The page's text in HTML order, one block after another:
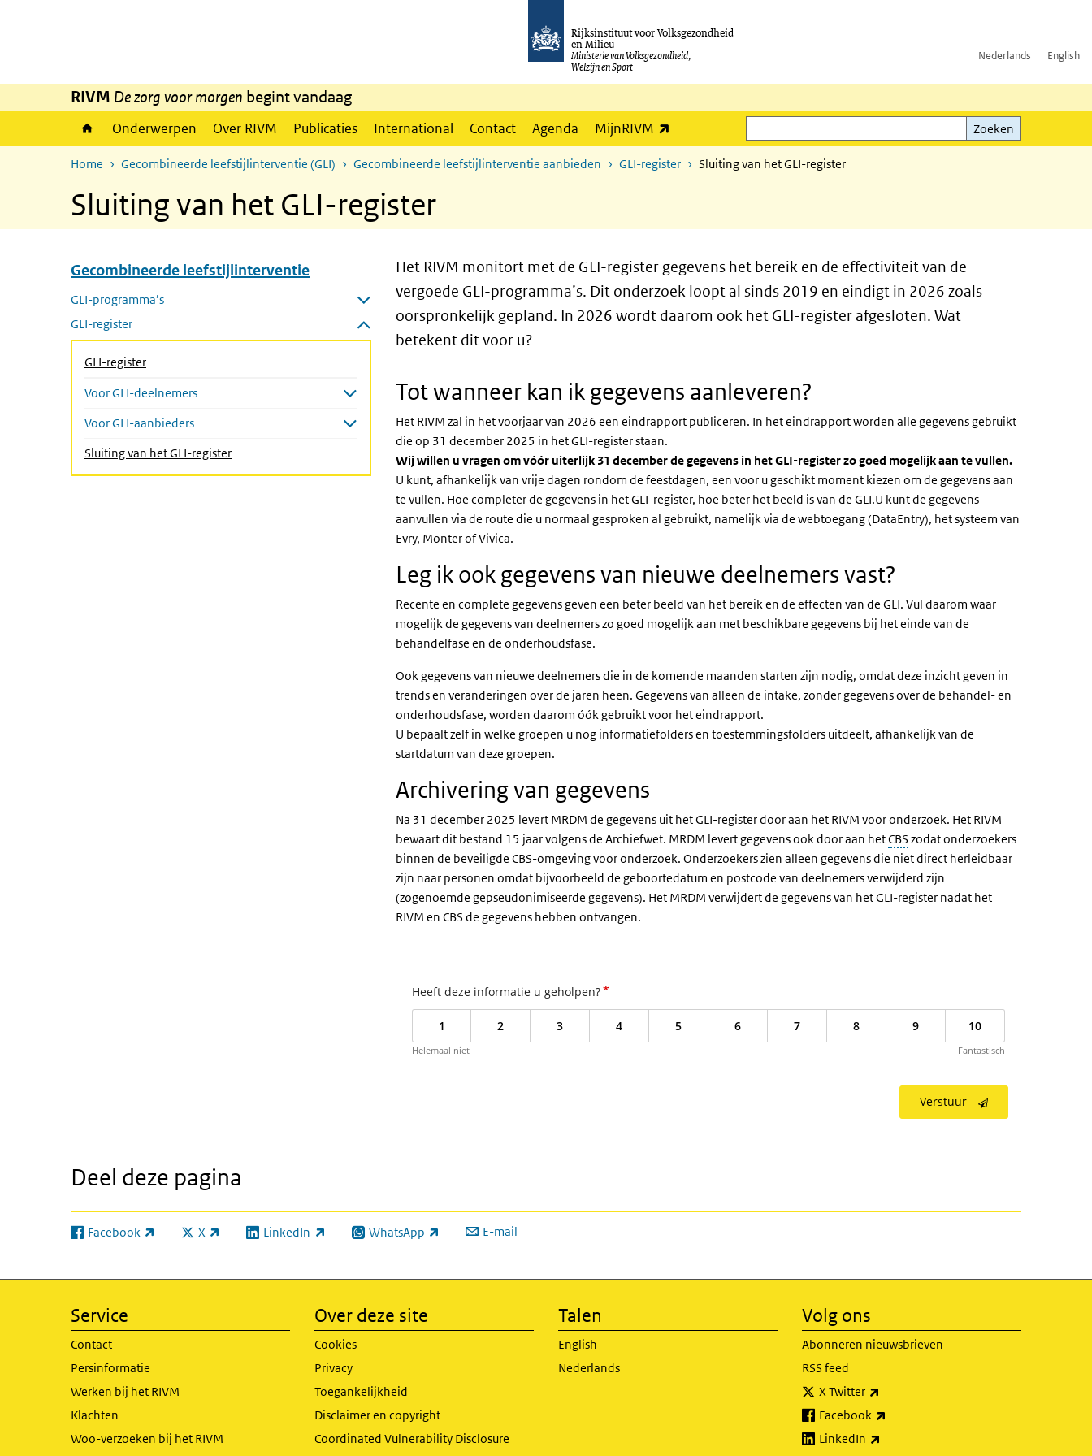
Rijksinstituut voor Volksgezondheid
en Milieu
Ministerie van Volksgezondheid,
Welzijn en Sport
Nederlands English
RIVM De zorg voor morgen begint vandaag
Onderwerpen Over RIVM Publicaties International Contact Agenda MijnRIVM
Zoeken
Zoeken
Home Gecombineerde leefstijlinterventie (GLI) Gecombineerde leefstijlinterventie aanbieden GLI-register Sluiting van het GLI-register
Sluiting van het GLI-register
Overslaan menu Gecombineerde leefstijlinterventie
Gecombineerde leefstijlinterventie
GLI-programma’s
Submenu openen
GLI-register
Submenu sluiten
GLI-register
Voor GLI-deelnemers
Voor GLI-aanbieders
Sluiting van het GLI-register(Actieve pagina)
Het RIVM monitort met de GLI-register gegevens het bereik en de effectiviteit van de
vergoede GLI-programma’s. Dit onderzoek loopt al sinds 2019 en eindigt in 2026 zoals
oorspronkelijk gepland. In 2026 wordt daarom ook het GLI-register afgesloten. Wat
betekent dit voor u?
Tot wanneer kan ik gegevens aanleveren?
Het RIVM zal in het voorjaar van 2026 een eindrapport publiceren. In het eindrapport worden alle gegevens gebruikt
die op 31 december 2025 in het GLI-register staan.
Wij willen u vragen om vóór uiterlijk 31 december de gegevens in het GLI-register zo goed mogelijk aan te vullen.
U kunt, afhankelijk van vrije dagen rondom de feestdagen, een voor u geschikt moment kiezen om de gegevens aan
te vullen. Hoe completer de gegevens in het GLI-register, hoe beter het beeld is van de GLI.U kunt de gegevens
aanvullen via de route die u normaal gesproken al gebruikt, namelijk via de webtoegang (DataEntry), het systeem van
Evry, Monter of Vivica.
Leg ik ook gegevens van nieuwe deelnemers vast?
Recente en complete gegevens geven een beter beeld van het bereik en de effecten van de GLI. Vul daarom waar
mogelijk de gegevens van deelnemers zo goed mogelijk aan met beschikbare gegevens bij het einde van de
behandelfase en de onderhoudsfase.
Ook gegevens van nieuwe deelnemers die in de komende maanden starten zijn nodig, omdat deze inzicht geven in
trends en veranderingen over de jaren heen. Gegevens van alleen de intake, zonder gegevens over de behandel- en
onderhoudsfase, worden daarom óók gebruikt voor het eindrapport.
U bepaalt zelf in welke groepen u nog informatiefolders en toestemmingsfolders uitdeelt, afhankelijk van de
startdatum van deze groepen.
Archivering van gegevens
Na 31 december 2025 levert MRDM de gegevens uit het GLI-register door aan het RIVM voor onderzoek. Het RIVM
bewaart dit bestand 15 jaar volgens de Archiefwet. MRDM levert gegevens ook door aan hetCBS zodat onderzoekers
binnen de beveiligde CBS-omgeving voor onderzoek. Onderzoekers zien alleen gegevens die niet direct herleidbaar
zijn naar personen omdat bijvoorbeeld de geboortedatum en postcode van deelnemers verwijderd zijn
(zogenoemde gepseudonimiseerde gegevens). Het MRDM verwijdert de gegevens van het GLI-register nadat het
RIVM en CBS de gegevens hebben ontvangen.
Heeft deze informatie u geholpen?*
1 2 3 4 5 6 7 8 9 10
Helemaal niet Fantastisch
Verstuur
Deel deze pagina
Facebook
(externe link) X
(externe link) LinkedIn
(externe link) WhatsApp
(externe link) E-mail
Service
Contact
Persinformatie
Werken bij het RIVM
Klachten
Woo-verzoeken bij het RIVM
Over deze site
Cookies
Privacy
Toegankelijkheid
Disclaimer en copyright
Coordinated Vulnerability Disclosure
Talen
English
Nederlands
Volg ons
Abonneren nieuwsbrieven
RSS feed
X Twitter
Facebook
LinkedIn